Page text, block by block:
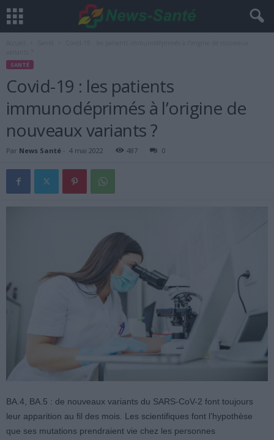
SANTÉ
Covid-19 : les patients
immunodéprimés à l’origine de
nouveaux variants ?
Par News Santé - 4 mai 2022 487 0
BA.4, BA.5 : de nouveaux variants du SARS-CoV-2 font toujours
leur apparition au fil des mois. Les scientifiques font l’hypothèse
que ses mutations prendraient vie chez les personnes